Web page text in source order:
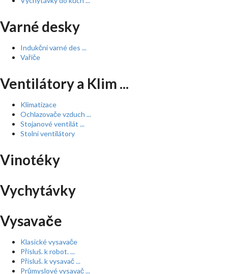
Varné desky
Indukční varné des ...
Vařiče
Ventilátory a Klim ...
Klimatizace
Ochlazovače vzduch ...
Stojanové ventilát ...
Stolní ventilátory
Vinotéky
Vychytávky
Vysavače
Klasické vysavače
Přísluš. k robot. ...
Přísluš. k vysavač ...
Průmyslové vysavač ...